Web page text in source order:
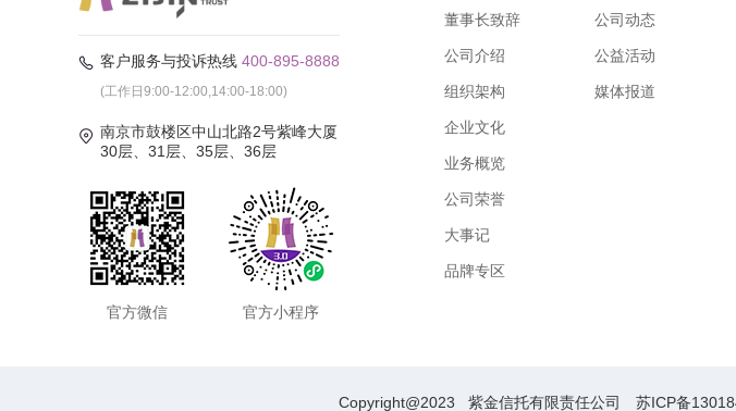
客户服务与投诉热线 400-895-8888
(工作日9:00-12:00,14:00-18:00)
南京市鼓楼区中山北路2号紫峰大厦
30层、31层、35层、36层
官方微信 官方小程序
董事长致辞
公司介绍
组织架构
企业文化
业务概览
公司荣誉
大事记
品牌专区
公司动态
公益活动
媒体报道
Copyright@2023 紫金信托有限责任公司 苏ICP备